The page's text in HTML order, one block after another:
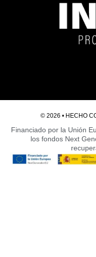
© 2026 • HECHO
Financiado por la Unión
los fondos Next